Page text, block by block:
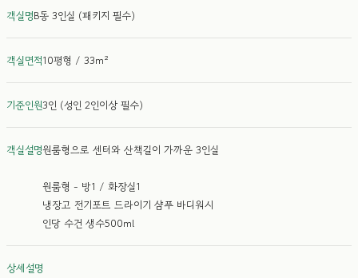
객실명B동 3인실 (패키지 필수)
객실면적10평형 / 33m²
기준인원3인 (성인 2인이상 필수)
객실설명원룸형으로 센터와 산책길이 가까운 3인실
원룸형 - 방1 / 화장실1
냉장고 전기포트 드라이기 샴푸 바디워시
인당 수건 생수500ml
상세설명